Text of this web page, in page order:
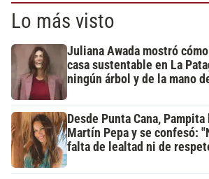
Lo más visto
Juliana Awada mostró
casa sustentable en La
ningún árbol y de la mano
Desde Punta Cana,
Martín Pepa y se confesó:
falta de lealtad ni de